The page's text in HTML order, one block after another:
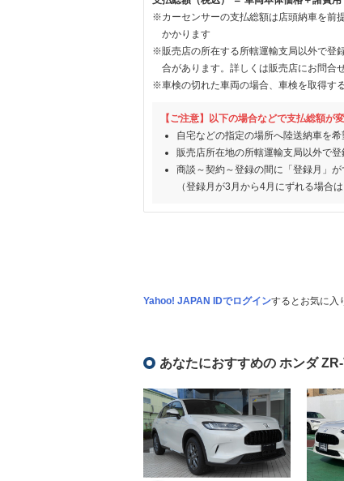
※カーセンサーの支払総額は店頭納車を前
かかります
※販売店の所在する所轄運輸支局以外で登
合があります。詳しくは販売店にお問合
※車検の切れた車両の場合、車検を取得す
【ご注意】以下の場合などで支払総額が
自宅などの指定の場所へ陸送納車を希
販売店所在地の所轄運輸支局以外で登
商談～契約～登録の間に「登録月」が
（登録月が3月から4月にずれる場合
Yahoo! JAPAN IDでログインするとお気に入
あなたにおすすめの ホンダ